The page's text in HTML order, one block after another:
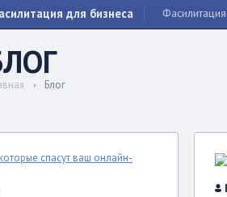
для бизнеса Фасилитация
Блог